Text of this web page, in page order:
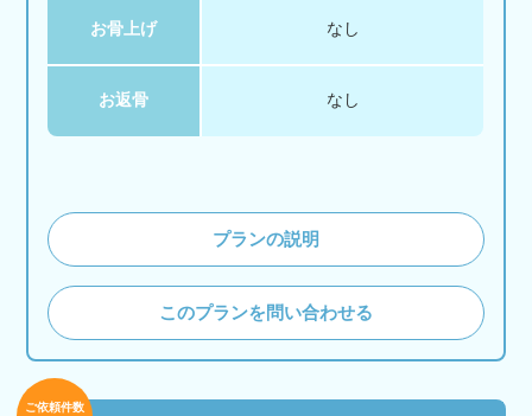
お骨上げ なし
お返骨 なし
プランの説明
このプランを問い合わせる
ご依頼件数